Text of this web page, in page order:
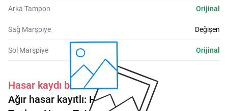
Arka Tampon Orijinal
Sağ Marşpiye Değişen
Sol Marşpiye Orijinal
Hasar kaydı bulunmaktadır.
Ağır hasar kayıtlı: Hayır